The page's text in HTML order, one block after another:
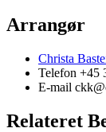
Arrangør
Christa
Telefon +45
E-mail
Relateret